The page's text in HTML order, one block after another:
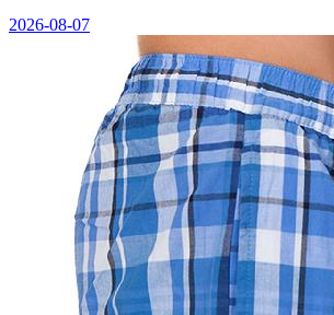
2026-08-07